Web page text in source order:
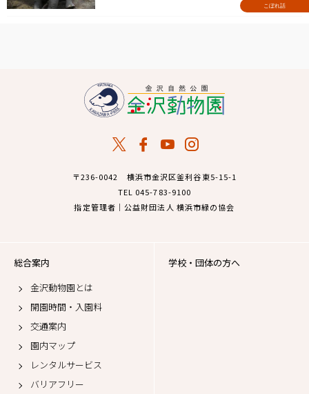
こぼれ話
〒236-0042 横浜市金沢区釜利谷東5-15-1
TEL 045-783-9100
指定管理者｜公益財団法人 横浜市緑の協会
総合案内
金沢動物園とは
開園時間・入園料
交通案内
園内マップ
レンタルサービス
バリアフリー
学校・団体の方へ